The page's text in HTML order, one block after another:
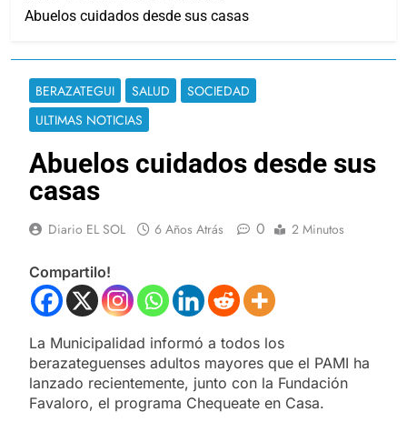
Abuelos cuidados desde sus casas
BERAZATEGUI SALUD
SOCIEDAD
ULTIMAS NOTICIAS
Abuelos cuidados desde sus
casas
Diario EL SOL 6 Años Atrás 0 2 Minutos
Compartilo!
La Municipalidad informó a todos los
berazateguenses adultos mayores que el PAMI ha
lanzado recientemente, junto con la Fundación
Favaloro, el programa Chequeate en Casa.